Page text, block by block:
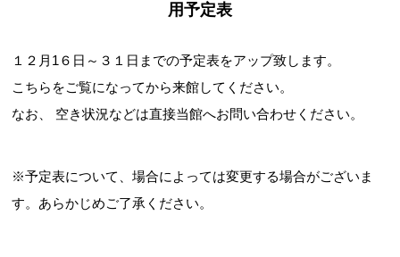
交野市施設予約システム
用予定表
１２月1６日～３１日までの予定表をアップ致します。
こちらをご覧になってから来館してください。
なお、 空き状況などは直接当館へお問い合わせください。
※予定表について、場合によっては変更する場合がございま
す。あらかじめご了承ください。